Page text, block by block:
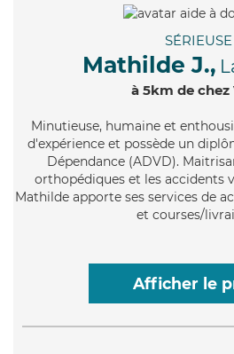
SÉRIEUSE
Mathilde J.,
à 5km de chez
Minutieuse, humaine et
d'expérience et possède un
Dépendance (ADVD).
orthopédiques et les accidents
Mathilde apporte ses services de
et courses/
Afficher le